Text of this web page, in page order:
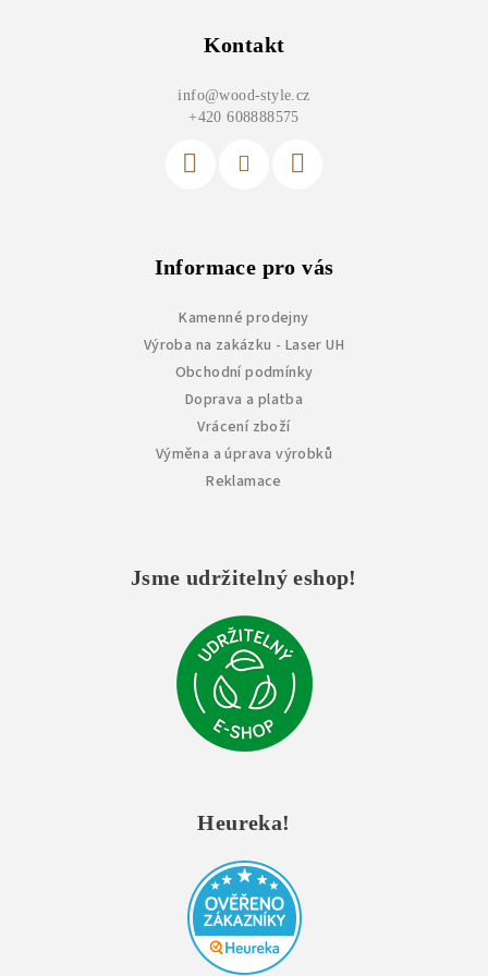
Kontakt
info@wood-style.cz
+420 608888575
Informace pro vás
Kamenné prodejny
Výroba na zakázku - Laser UH
Obchodní podmínky
Doprava a platba
Vrácení zboží
Výměna a úprava výrobků
Reklamace
Jsme udržitelný eshop!
Heureka!